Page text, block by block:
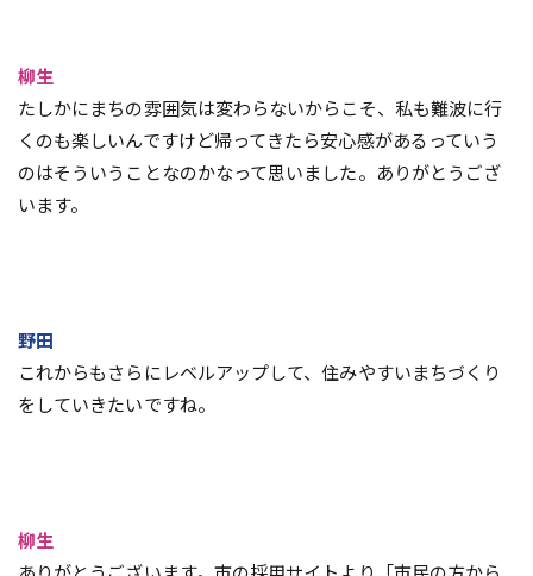
柳生
たしかにまちの雰囲気は変わらないからこそ、私も難波に行
くのも楽しいんですけど帰ってきたら安心感があるっていう
のはそういうことなのかなって思いました。ありがとうござ
います。
野田
これからもさらにレベルアップして、住みやすいまちづくり
をしていきたいですね。
柳生